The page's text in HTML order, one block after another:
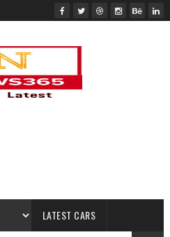
LATEST CARS